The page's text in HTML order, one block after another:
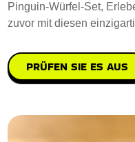
Pinguin-Würfel-Set,
zuvor mit diesen
PRÜFEN SIE ES AUS